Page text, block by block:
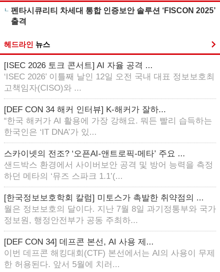
펜타시큐리티 차세대 통합 인증보안 솔루션 ‘FISCON 2025’
출격
헤드라인 뉴스
[ISEC 2026 토크 콘서트] AI 자율 공격 ...
‘ISEC 2026’ 이틀째 날인 12일 오전 국내 대표 정보보호최
고책임자(CISO)와 ...
[DEF CON 34 해커 인터뷰] K-해커가 잘하...
“한국 해커가 AI 활용에 가장 강해요. 뭐든 빨리 습득하는
한국인은 ‘IT DNA’가 있...
스카이넷의 전조? ‘오픈AI-앤트로픽-메타’ 주요 ...
샌드박스 환경에서 사이버보안 공격 및 방어 능력을 측정
하던 메타의 ‘뮤즈 스파크 1.1’(...
[한국정보보호학회 칼럼] 미토스가 촉발한 취약점의 ...
월은 정보보호의 달이다. 지난 7월 8일 과기정통부와 국가
정보원, 행정안전부가 공동 주최하...
[DEF CON 34] 데프콘 본선, AI 사용 제...
이번 데프콘 해킹대회(CTF) 본선에서는 AI의 사용이 무제
한 허용된다. 앞서 5월에 치러...